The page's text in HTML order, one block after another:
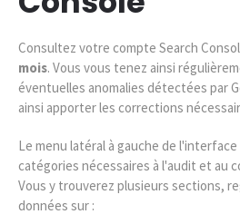
Consultez votre compte Search
mois. Vous vous tenez ainsi
éventuelles anomalies détectées par
ainsi apporter les corrections
Le menu latéral à gauche de
catégories nécessaires à l'audit et au
Vous y trouverez plusieurs sections,
données sur :